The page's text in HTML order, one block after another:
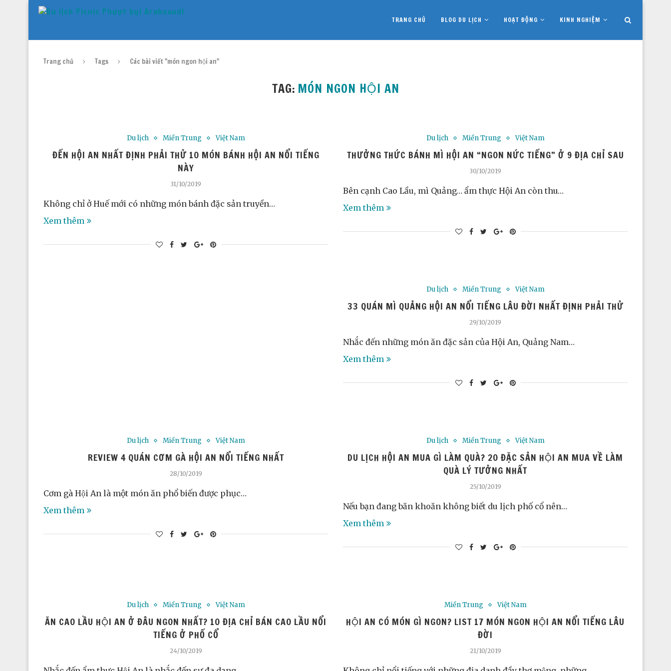
TRANG CHỦ BLOG DU LỊCH HOẠT ĐỘNG KINH NGHIỆM
Trang chủ Tags Các bài viết "món ngon hội an"
TAG: MÓN NGON HỘI AN
Du lịch Miền Trung Việt Nam
ĐẾN HỘI AN NHẤT ĐỊNH PHẢI THỬ 10 MÓN BÁNH HỘI AN NỔI TIẾNG
NÀY
31/10/2019
Không chỉ ở Huế mới có những món bánh đặc sản truyền…
Xem thêm
Du lịch Miền Trung Việt Nam
THƯỞNG THỨC BÁNH MÌ HỘI AN “NGON NỨC TIẾNG” Ở 9 ĐỊA CHỈ SAU
30/10/2019
Bên cạnh Cao Lầu, mì Quảng… ẩm thực Hội An còn thu…
Xem thêm
Du lịch Miền Trung Việt Nam
33 QUÁN MÌ QUẢNG HỘI AN NỔI TIẾNG LÂU ĐỜI NHẤT ĐỊNH PHẢI THỬ
29/10/2019
Nhắc đến những món ăn đặc sản của Hội An, Quảng Nam…
Xem thêm
Du lịch Miền Trung Việt Nam
REVIEW 4 QUÁN CƠM GÀ HỘI AN NỔI TIẾNG NHẤT
28/10/2019
Cơm gà Hội An là một món ăn phổ biến được phục…
Xem thêm
Du lịch Miền Trung Việt Nam
DU LỊCH HỘI AN MUA GÌ LÀM QUÀ? 20 ĐẶC SẢN HỘI AN MUA VỀ LÀM
QUÀ LÝ TƯỞNG NHẤT
25/10/2019
Nếu bạn đang băn khoăn không biết du lịch phố cổ nên…
Xem thêm
Du lịch Miền Trung Việt Nam
ĂN CAO LẦU HỘI AN Ở ĐÂU NGON NHẤT? 10 ĐỊA CHỈ BÁN CAO LẦU NỔI
TIẾNG Ở PHỐ CỔ
24/10/2019
Miền Trung Việt Nam
HỘI AN CÓ MÓN GÌ NGON? LIST 17 MÓN NGON HỘI AN NỔI TIẾNG LÂU
ĐỜI
21/10/2019